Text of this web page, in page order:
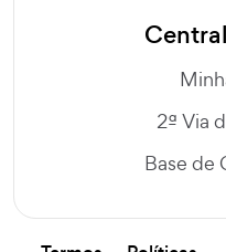
2ª Via
Base de